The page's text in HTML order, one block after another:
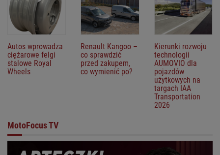
Autos wprowadza
ciężarowe felgi
stalowe Royal
Wheels
Renault Kangoo –
co sprawdzić
przed zakupem,
co wymienić po?
Kierunki rozwoju
technologii
AUMOVIO dla
pojazdów
użytkowych na
targach IAA
Transportation
2026
MotoFocus TV